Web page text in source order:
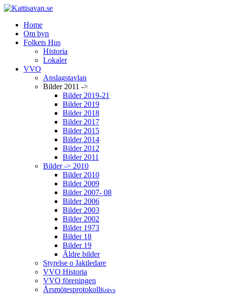
Home
Om byn
Folkets Hus
Historia
Lokaler
VVO
Anslagstavlan
Bilder 2011 ->
Bilder 2019-21
Bilder 2019
Bilder 2018
Bilder 2017
Bilder 2015
Bilder 2014
Bilder 2012
Bilder 2011
Bilder -> 2010
Bilder 2010
Bilder 2009
Bilder 2007- 08
Bilder 2006
Bilder 2003
Bilder 2002
Bilder 1973
Bilder 18
Bilder 19
Äldre bilder
Styrelse o Jaktledare
VVO Historia
VVO föreningen
ÅrsmötesprotokollKrävs